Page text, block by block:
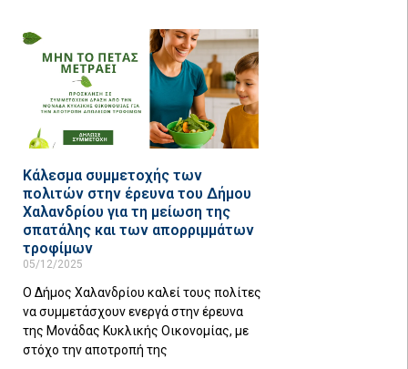
Κάλεσμα συμμετοχής των
πολιτών στην έρευνα του Δήμου
Χαλανδρίου για τη μείωση της
σπατάλης και των απορριμμάτων
τροφίμων
05/12/2025
Ο Δήμος Χαλανδρίου καλεί τους πολίτες
να συμμετάσχουν ενεργά στην έρευνα
της Μονάδας Κυκλικής Οικονομίας, με
στόχο την αποτροπή της